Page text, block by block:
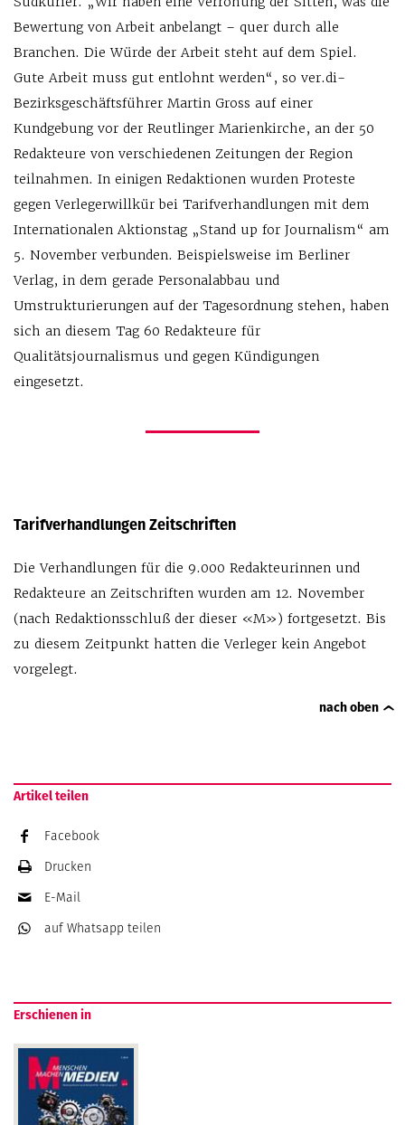
Bewertung von Arbeit anbelangt – quer durch alle
Branchen. Die Würde der Arbeit steht auf dem Spiel.
Gute Arbeit muss gut entlohnt werden“, so ver.di-
Bezirksgeschäftsführer Martin Gross auf einer
Kundgebung vor der Reutlinger Marienkirche, an der 50
Redakteure von verschiedenen Zeitungen der Region
teilnahmen. In einigen Redaktionen wurden Proteste
gegen Verlegerwillkür bei Tarifverhandlungen mit dem
Internationalen Aktionstag „Stand up for Journalism“ am
5. November verbunden. Beispielsweise im Berliner
Verlag, in dem gerade Personalabbau und
Umstrukturierungen auf der Tagesordnung stehen, haben
sich an diesem Tag 60 Redakteure für
Qualitätsjournalismus und gegen Kündigungen
eingesetzt.
Tarifverhandlungen Zeitschriften
Die Verhandlungen für die 9.000 Redakteurinnen und
Redakteure an Zeitschriften wurden am 12. November
(nach Redaktionsschluß der dieser «M») fortgesetzt. Bis
zu diesem Zeitpunkt hatten die Verleger kein Angebot
vorgelegt.
nach oben
Artikel teilen
Facebook
Drucken
E-Mail
auf Whatsapp teilen
Erschienen in